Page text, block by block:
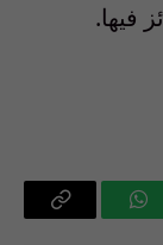
فيها.
واتساب Copy